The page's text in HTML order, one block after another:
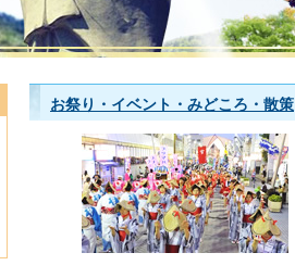
お祭り・イベント・みどころ・散策